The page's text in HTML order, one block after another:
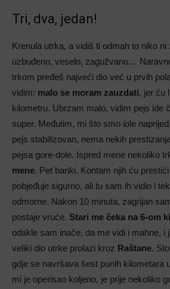
Tri, dva, jedan!
Krenula utrka, a vidiš ti odmah to niko
uzbuđeno, veselo, zagužvano…
trkom pređeš najveći dio već u prvih
vidim: malo se moram zauzdati, jer ću
kilometru. Ubrzam malo, vidim pejs ide
super. Međutim, mi što smo iole
pejs stabilizovan, nema nekih
pejsa gore-dole. Ispred mene nekoliko
mene. Pet banki. Kontam njih ću
pobjeđuje sigurno, ali tu sam ih vidio i
odmorne. Nakon 10 minuta, zagrijan
postaje vruće. Stari me čeka na 6-om
odakle sam inače, da me vidi i mahne, i
veliki dio utrke prolazi kroz Raštane.
gdje se navršava šest punih kilometara
mi je operisao koljeno, je prije nekoliko